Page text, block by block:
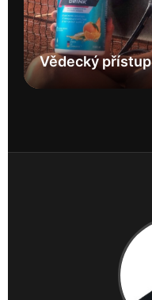
Vědecký přístup